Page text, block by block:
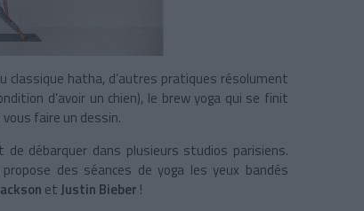
classique hatha, d’autres pratiques résolument
d’avoir un chien), le brew yoga qui se finit
faire un dessin.
de débarquer dans plusieurs studios parisiens.
des séances de yoga les yeux bandés
etJustin Bieber !